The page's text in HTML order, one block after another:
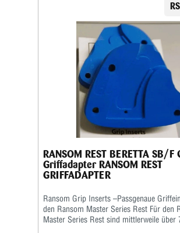
RANSOM REST BERETTA SB/F
Griffadapter RANSOM REST
GRIFFADAPTER
Ransom Grip Inserts –Passgenaue
den Ransom Master Series Rest Für den
Master Series Rest sind mittlerweile über